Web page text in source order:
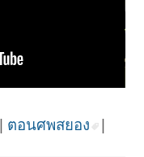
ตอนศพสยอง